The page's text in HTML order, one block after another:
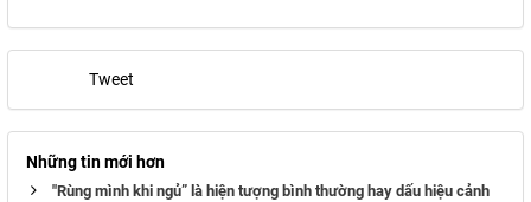
Tweet
Những tin mới hơn
"Rùng mình khi ngủ” là hiện tượng bình thường hay dấu hiệu cảnh